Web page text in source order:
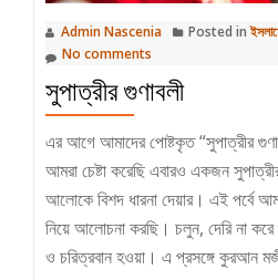
Admin Nascenia Posted in
No comments
সুপাত্রীর গুণাবলী
এর আগে আমাদের পোষ্টকৃত “সুপাত্রীর
আমরা চেষ্টা করেছি এবারও একজন
আলোকে বিশদ ধারনা দেয়ার। এই পর্বে
নিয়ে আলোচনা করছি। চলুন, দেরি না
ও চরিত্রবান হওয়া। এ প্রসঙ্গে কুরআন